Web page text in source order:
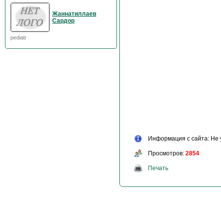
Жаннатиллаев
Сардор
pediatr
Информация с сайта: Не
Просмотров: 2854
Печать